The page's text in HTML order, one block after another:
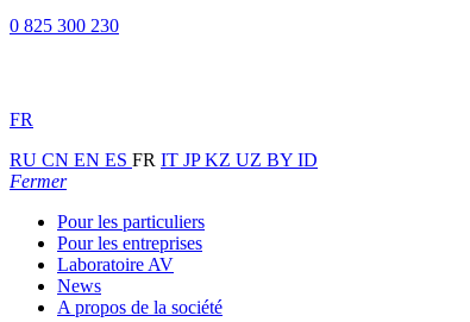
0 825 300 230
FR
RU CN EN ES FR IT JPKZ UZ BY ID
Fermer
Pour les particuliers
Pour les entreprises
Laboratoire AV
News
A propos de la société